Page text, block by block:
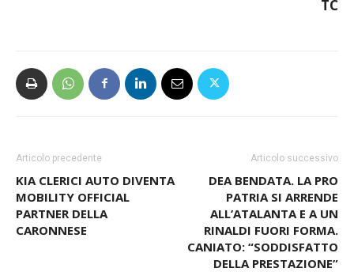
TC
Articolo precedente
KIA CLERICI AUTO DIVENTA
MOBILITY OFFICIAL
PARTNER DELLA
CARONNESE
Articolo successivo
DEA BENDATA. LA PRO
PATRIA SI ARRENDE
ALL’ATALANTA E A UN
RINALDI FUORI FORMA.
CANIATO: “SODDISFATTO
DELLA PRESTAZIONE”